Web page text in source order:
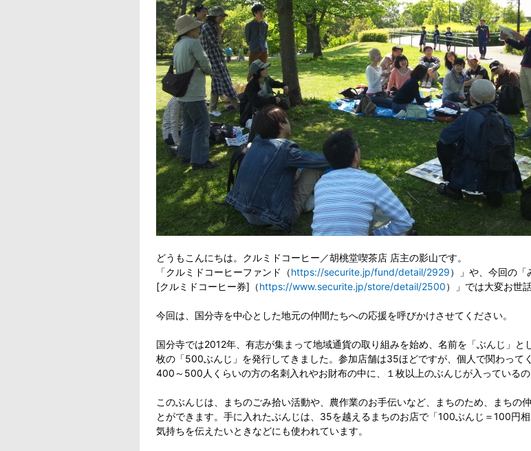
どうもこんにちは。クルミドコーヒー／胡桃堂喫茶店 店主の影山です。
「クルミドコーヒーファンド（https://securite.jp/fund/detail/2929）」や、今回の「
[クルミドコーヒー券]（https://www.securite.jp/store/detail/2500）」では大変お世
今回は、国分寺を中心とした地元の仲間たちへの応援を呼びかけさせてください。
国分寺では2012年、有志が集まって地域通貨の取り組みを始め、名前を「ぶんじ」
枚の「500ぶんじ」を発行してきました。参加店舗は35ほどですが、個人で関わって
400～500人くらいの方の名刺入れやお財布の中に、１枚以上のぶんじが入っているの
このぶんじは、まちのごみ拾い活動や、農作業のお手伝いなど、まちのため、まちの
とができます。手に入れたぶんじは、35を越えるまちのお店で「100ぶんじ＝100円
気持ちを伝えたいときなどにも使われています。